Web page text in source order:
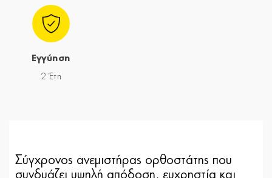
Εγγύηση
2 Έτη
Σύγχρονος ανεμιστήρας ορθοστάτης που
συνδυάζει υψηλή απόδοση, ευχρηστία και